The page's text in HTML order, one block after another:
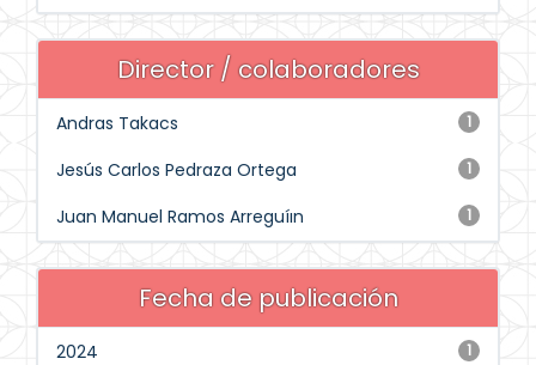
Director / colaboradores
1
Andras Takacs
1
Jesús Carlos Pedraza Ortega
1
Juan Manuel Ramos Arreguíın
Fecha de publicación
1
2024